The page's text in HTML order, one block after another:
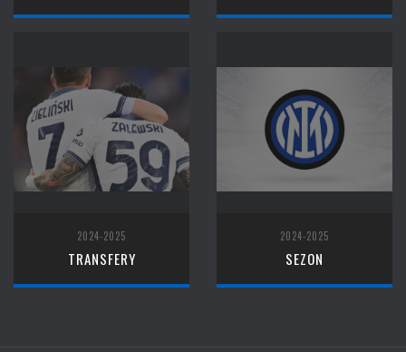
2024-2025
TRANSFERY
2024-2025
SEZON